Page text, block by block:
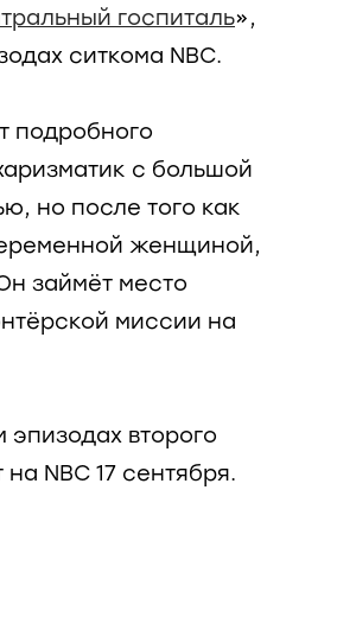
госпиталь»,
ситкома NBC.
подробного
с большой
но после того как
женщиной,
займёт место
миссии на
второго
NBC 17 сентября.